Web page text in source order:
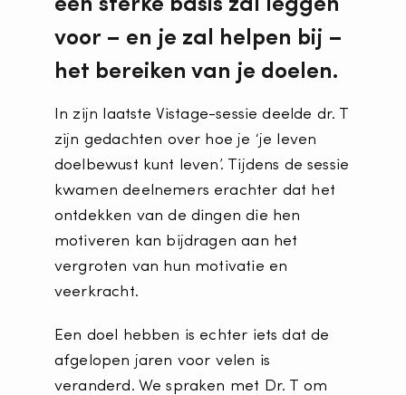
een sterke basis zal leggen
voor – en je zal helpen bij –
het bereiken van je doelen.
In zijn laatste Vistage-sessie deelde dr. T
zijn gedachten over hoe je ‘je leven
doelbewust kunt leven’. Tijdens de sessie
kwamen deelnemers erachter dat het
ontdekken van de dingen die hen
motiveren kan bijdragen aan het
vergroten van hun motivatie en
veerkracht.
Een doel hebben is echter iets dat de
afgelopen jaren voor velen is
veranderd. We spraken met Dr. T om